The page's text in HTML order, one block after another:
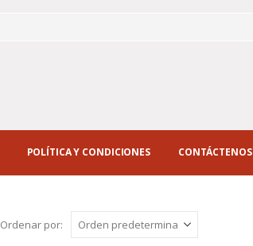
POLÍTICA Y CONDICIONES CONTÁCTENOS
Ordenar por: